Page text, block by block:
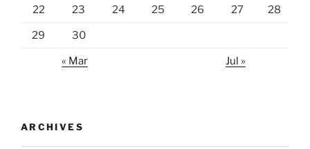
22 23 24 25 26 27 28
29 30
« Mar Jul »
ARCHIVES